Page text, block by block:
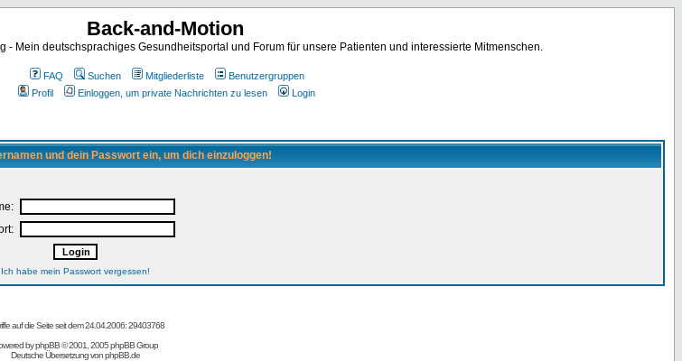
Back-and-Motion
- Mein deutschsprachiges Gesundheitsportal und Forum für unsere Patienten und interessierte Mitmenschen.
FAQ Suchen Mitgliederliste
Benutzergruppen
Profil
Einloggen, um private Nachrichten zu lesen Login
und dein Passwort ein, um dich einzuloggen!
Ich habe mein Passwort vergessen!
auf die Seite seit dem 24.04.2006: 29403768
byphpBB© 2001, 2005 phpBB Group
Deutsche Übersetzung vonphpBB.de